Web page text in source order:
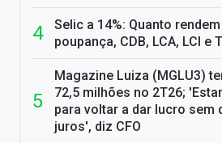
Selic a 14%: Quanto
poupança, CDB, LCA, LCI e
Magazine Luiza (MGLU3)
72,5 milhões no 2T26;
para voltar a dar lucro sem
juros', diz CFO